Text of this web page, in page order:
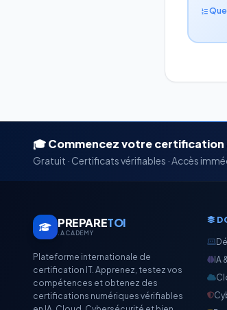
🎓 Commencez votre
Gratuit · Certificats vérifiables · Accès
PREPARETOI
.ACADEMY
Plateforme internationale de
certification IT. Apprenez, testez vos
compétences et obtenez des
certifications numériques vérifiables
IA